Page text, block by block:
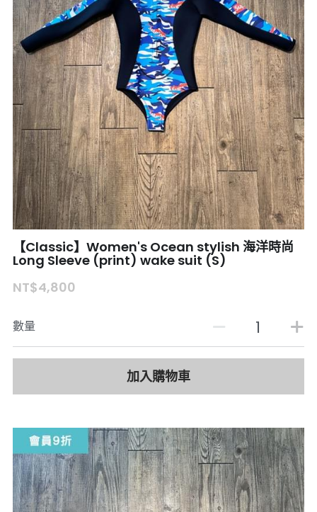
【Classic】Women's Ocean stylish 海洋時尚
Long Sleeve (print) wake suit (S)
NT$4,800
數量
加入購物車
RIP Curl
嘻哈周邊